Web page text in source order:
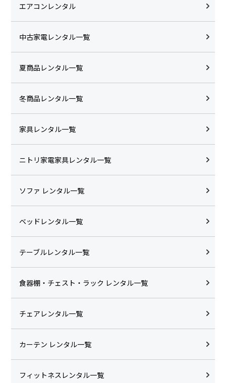
エアコンレンタル
中古家電レンタル一覧
夏商品レンタル一覧
冬商品レンタル一覧
家具レンタル一覧
ニトリ家電家具レンタル一覧
ソファ レンタル一覧
ベッドレンタル一覧
テーブルレンタル一覧
食器棚・チェスト・ラック レンタル一覧
チェアレンタル一覧
カーテン レンタル一覧
フィットネスレンタル一覧